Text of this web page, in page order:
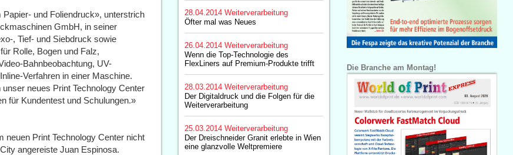
und Foliendruck», unterstrich
GmbH, in seiner
, Tief- und Siebdruck sowie
Rolle, Bogen und Falz,
Bahnbeobachtung, UV-
Verfahren in einer Maschine.
neues Print Technology Center
für Kundentest und Schulungen.»
neuen Print Technology Center nicht
angereiste Juan Espinosa.
28.04.2014 Weiterverarbeitung
Öfter mal was Neues
26.04.2014 Weiterverarbeitung
Wenn die Top-Technologie des
FlexLiners auf Premium-Produkte trifft
28.03.2014 Weiterverarbeitung
Der Digitaldruck und die Folgen für die
Weiterverarbeitung
25.03.2014 Weiterverarbeitung
Der Dreischneider Granit erlebte in Wien
eine glanzvolle Weltpremiere
Die Branche am Montag!